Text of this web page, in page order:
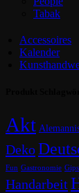
Tabak
Accessoires
Kalender
Akt
Deko
Fun Gastronomie
Handarbeit